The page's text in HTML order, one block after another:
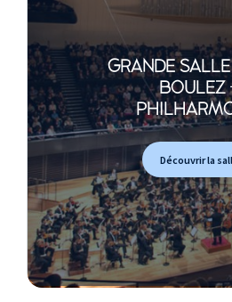
GRANDE
BOULEZ
Découvrir la